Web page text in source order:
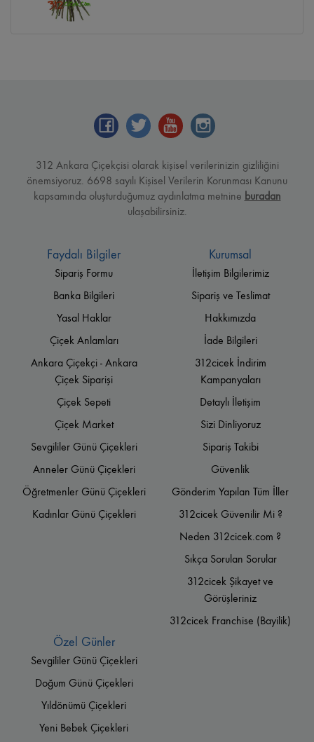
312 Ankara Çiçekçisi olarak kişisel verilerinizin gizliliğini
önemsiyoruz. 6698 sayılı Kişisel Verilerin Korunması Kanunu
kapsamında oluşturduğumuz aydınlatma metnine buradan
ulaşabilirsiniz.
Faydalı Bilgiler
Sipariş Formu
Banka Bilgileri
Yasal Haklar
Çiçek Anlamları
Ankara Çiçekçi - Ankara
Çiçek Siparişi
Çiçek Sepeti
Çiçek Market
Sevgililer Günü Çiçekleri
Anneler Günü Çiçekleri
Öğretmenler Günü Çiçekleri
Kadınlar Günü Çiçekleri
Kurumsal
İletişim Bilgilerimiz
Sipariş ve Teslimat
Hakkımızda
İade Bilgileri
312cicek İndirim
Kampanyaları
Detaylı İletişim
Sizi Dinliyoruz
Sipariş Takibi
Güvenlik
Gönderim Yapılan Tüm İller
312cicek Güvenilir Mi ?
Neden 312cicek.com ?
Sıkça Sorulan Sorular
312cicek Şikayet ve
Görüşleriniz
312cicek Franchise (Bayilik)
Özel Günler
Sevgililer Günü Çiçekleri
Doğum Günü Çiçekleri
Yıldönümü Çiçekleri
Yeni Bebek Çiçekleri